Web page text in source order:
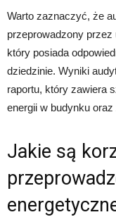
Warto zaznaczyć, że
przeprowadzony przez
który posiada
dziedzinie. Wyniki
raportu, który zawiera
energii w budynku
Jakie są